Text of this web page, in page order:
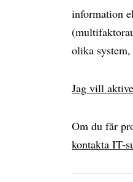
information
olika system,
Jag vill
Om du får
kontakta IT-